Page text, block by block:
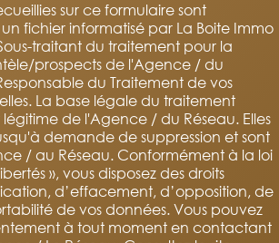
sur ce formulaire sont
fichier informatisé par La Boite Immo
traitant du traitement pour la
prospects de l'Agence / du
du Traitement de vos
La base légale du traitement
légitime de l'Agence / du Réseau. Elles
demande de suppression et sont
/ au Réseau. Conformément à la loi
», vous disposez des droits
d’effacement, d’opposition, de
de vos données. Vous pouvez
à tout moment en contactant